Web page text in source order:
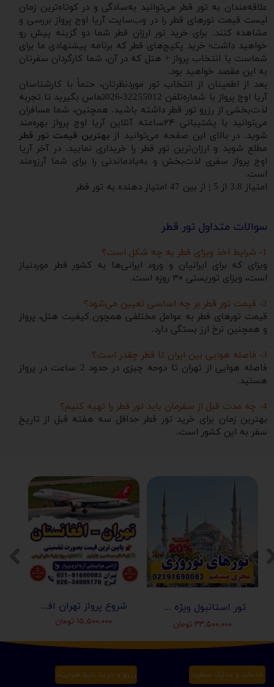
علاقه‌مندان به تور قطر می‌توانید به‌سادگی و در کوتاه‌ترین زمان
لیست قیمت تورهای قطر را در وب‌سایت آریا اوج پرواز بررسی و
مشاهده کنند. برای خرید تور ارزان قطر شما دو گزینه پیش رو
خواهید داشت؛ خرید پکیج‌های قطر که برنامه پیشنهادی ما برای
شماست یا انتخاب پرواز + هتل که در آن، شما کارگردان سفرتان
به این مقصد خواهید بود.
بعد از اطمینان از انتخاب تور موردنظرتان، حتماً با کارشناسان
آریا اوج پرواز با شماره‌تلفن 32255012-026تماس بگیرید تا تجربه
لذت‌بخشی از رزرو تور قطر داشته باشید. همچنین، شما مسافران
می‌توانید با پشتیبانی ۲۴ساعته آنلاین آریا اوج پرواز بهره‌مند
شوید. در بالای این صفحه می‌توانید از بهترین قیمت تور قطر
مطلع شوید و ارزان‌ترین تور قطر را خریداری نمایید. در آخر آریا
اوج پرواز سفری لذت‌بخش و به‌یادماندنی را برای شما آرزومند
است.
امتیاز 3.8 از 5 | از بین 47 امتیاز دهنده به تور قطر
سوالات متداول تور قطر
1- شرایط اخذ ویزای قطر به چه شکل است؟
ویزای که برای ایرانیان و ورود ایرانی‌ها به کشور قطر موردنیاز
است، ویزای توریستی ۳۰ روزه است.
2- قیمت تور قطر بر چه اساسی تعیین می‌شود؟
قیمت تورهای فطر به عوامل مختلفی همچون کیفیت هتل، پرواز
و همچنین نرخ ارز بستگی دارد.
3- فاصله هوایی بین ایران تا قطر چقدر است؟
فاصله هوایی از تهران تا دوحه چیزی در حدود 2 ساعت در پرواز
هستید.
4- چه مدت قبل از سفرمان باید تور قطر را تهیه کنیم؟
بهترین زمان برای خرید تور قطر حداقل سه هفته قبل از تاریخ
سفر به این کشور است.
شروع پرواز تهران افغانستان (کابل-مزارشریف-هرات-قندهار)
۱۵,۵۰۰,۰۰۰ تومان
تور استانبول ویژه عید نوروز 1405 | مجری مستقیم ✈️
۳۳,۵۰۰,۰۰۰ تومان
خدمات و مدارک سفارت رزرو و خرید بلیط هواپیما